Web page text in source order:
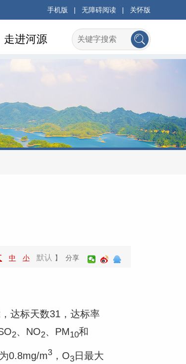
手机版 | 无障碍阅读 | 关怀版
走进河源
中 小 默认 】 分享
达标天数31，达标率
2、NO2、PM10和
0.8mg/m3 ，O3日最大